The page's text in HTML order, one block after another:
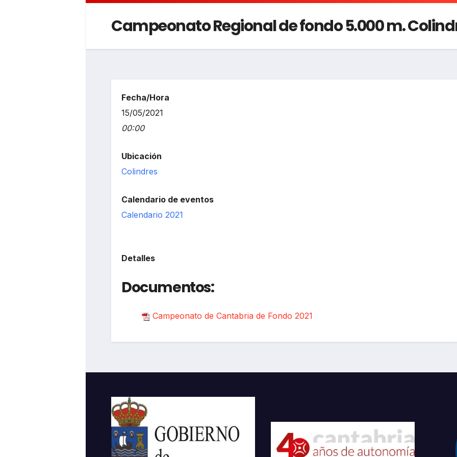
Campeonato Regional de fondo 5.000 m.
Fecha/Hora
15/05/2021
00:00
Ubicación
Colindres
Calendario de eventos
Calendario 2021
Detalles
Documentos:
Campeonato de Cantabria de Fondo 2021